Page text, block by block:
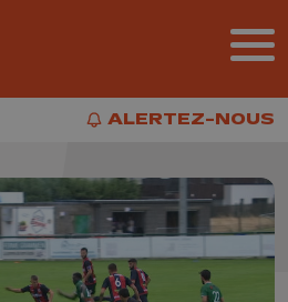
ALERTEZ-NOUS
ALERTEZ-NOUS